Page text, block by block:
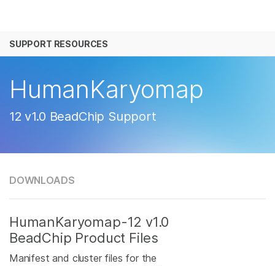
解决方案
SUPPORT RESOURCES
HumanKaryomap
12 v1.0 BeadChip Support
DOWNLOADS
HumanKaryomap-12 v1.0
BeadChip Product Files
Manifest and cluster files for the
查看更多相关内容。选择您感兴趣的领域:
微生物学
复杂疾病
生殖健康
遗传病和罕见病